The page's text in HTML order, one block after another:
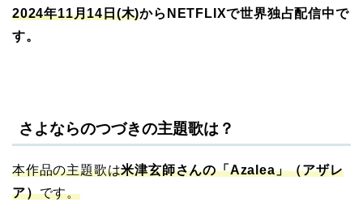
2024年11月14日(木)からNETFLIXで世界独占配信中で
す。
さよならのつづきの主題歌は？
本作品の主題歌は米津玄師さんの「Azalea」（アザレ
ア）です。